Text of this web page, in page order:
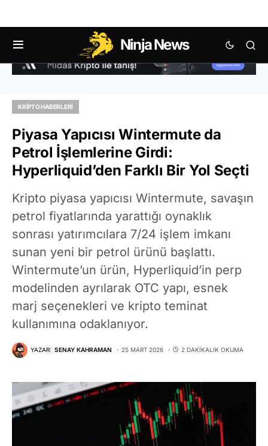
Ninja News
KRIPTO HABERLERI
Piyasa Yapıcısı Wintermute da
Petrol İşlemlerine Girdi:
Hyperliquid’den Farklı Bir Yol Seçti
Kripto piyasa yapıcısı Wintermute, savaşın
petrol fiyatlarında yarattığı oynaklık
sonrası yatırımcılara 7/24 işlem imkanı
sunan yeni bir petrol ürünü başlattı.
Wintermute’un ürün, Hyperliquid’in perp
modelinden ayrılarak OTC yapı, esnek
marj seçenekleri ve kripto teminat
kullanımına odaklanıyor.
YAZAR: SENAY KAHRAMAN 25 MART 2026 2 DAKIKALIK OKUMA